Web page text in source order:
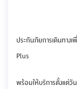
ประกันภัยการเดินทาง
Plus
พร้อมให้บริการตั้งแต่